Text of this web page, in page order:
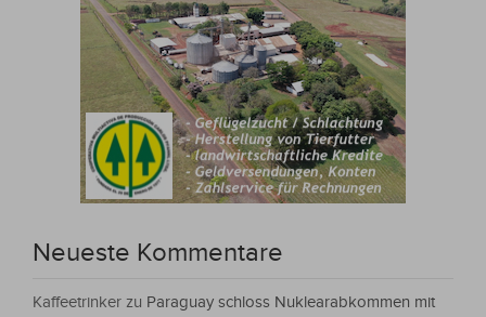
Neueste Kommentare
Kaffeetrinker zu Paraguay schloss Nuklearabkommen mit